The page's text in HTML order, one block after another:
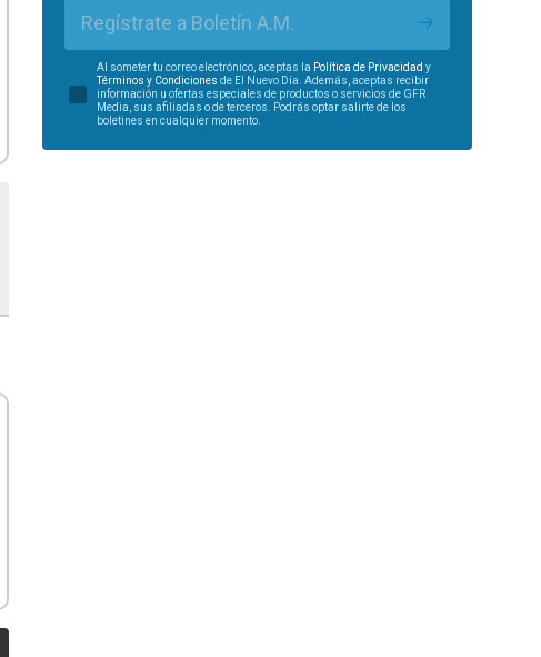
Regístrate a Boletín A.M.
Al someter tu correo electrónico, aceptas la Política de Privacidad y
Términos y Condiciones de El Nuevo Día. Además, aceptas recibir
información u ofertas especiales de productos o servicios de GFR
Media, sus afiliadas o de terceros. Podrás optar salirte de los
boletines en cualquier momento.